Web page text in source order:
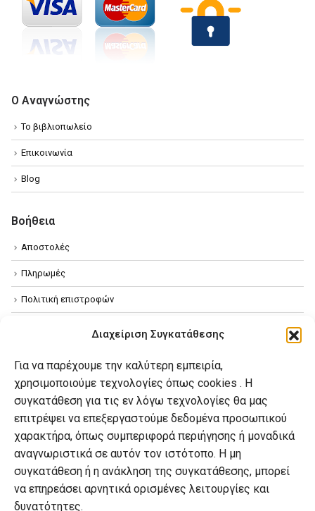
Διαχείριση Συγκατάθεσης
Για να παρέχουμε την καλύτερη εμπειρία,
χρησιμοποιούμε τεχνολογίες όπως cookies . Η
συγκατάθεση για τις εν λόγω τεχνολογίες θα μας
επιτρέψει να επεξεργαστούμε δεδομένα προσωπικού
χαρακτήρα, όπως συμπεριφορά περιήγησης ή μοναδικά
αναγνωριστικά σε αυτόν τον ιστότοπο. Η μη
συγκατάθεση ή η ανάκληση της συγκατάθεσης, μπορεί
να επηρεάσει αρνητικά ορισμένες λειτουργίες και
δυνατότητες.
Ο Αναγνώστης
Το βιβλιοπωλείο
Επικοινωνία
Blog
Βοήθεια
Αποστολές
Πληρωμές
Πολιτική επιστροφών
Πολιτική Cookies
Ο λογαριασμός μου
Ο λογαριασμός μου
Οι παραγγελίες μου
Λίστα επιθυμιών